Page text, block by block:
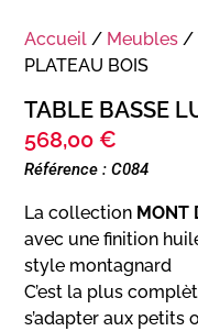
Accueil / Meubles /
PLATEAU BOIS
TABLE BASSE
568,00 €
Référence : C084
La collection MONT
avec une finition
style montagnard
C’est la plus
s’adapter aux petits